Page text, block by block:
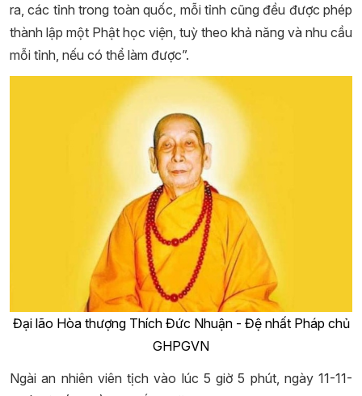
ra, các tỉnh trong toàn quốc, mỗi tỉnh cũng đều được phép
thành lập một Phật học viện, tuỳ theo khả năng và nhu cầu
mỗi tỉnh, nếu có thể làm được”.
Đại lão Hòa thượng Thích Đức Nhuận - Đệ nhất Pháp chủ
GHPGVN
Ngài an nhiên viên tịch vào lúc 5 giờ 5 phút, ngày 11-11-